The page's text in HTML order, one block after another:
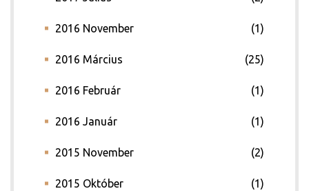
2016 November (1)
2016 Március (25)
2016 Február (1)
2016 Január (1)
2015 November (2)
2015 Október (1)